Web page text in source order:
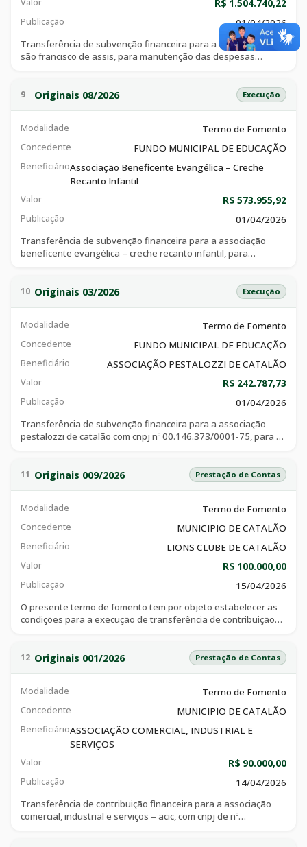
Valor R$ 1.504.740,22
Publicação
01/04/2026
Transferência de subvenção financeira para a escola creche
são francisco de assis, para manutenção das despesas
no ano letivo de 2026, conforme plano de trabalho anexo a
9 Originais 08/2026 Execução
Modalidade Termo de Fomento
Concedente FUNDO MUNICIPAL DE EDUCAÇÃO
BeneficiárioAssociação Beneficente Evangélica – Creche
Recanto Infantil
Valor R$ 573.955,92
Publicação
01/04/2026
Transferência de subvenção financeira para a associação
beneficente evangélica – creche recanto infantil, para
matriculadas na instituição, no ano letivo de 2026, conforme
10 Originais 03/2026 Execução
Modalidade Termo de Fomento
Concedente FUNDO MUNICIPAL DE EDUCAÇÃO
Beneficiário ASSOCIAÇÃO PESTALOZZI DE CATALÃO
Valor R$ 242.787,73
Publicação
01/04/2026
Transferência de subvenção financeira para a associação
pestalozzi de catalão com cnpj nº 00.146.373/0001-75, para a
referida associação conforme plano de trabalho anexo a esse
11 Originais 009/2026 Prestação de Contas
Modalidade Termo de Fomento
Concedente MUNICIPIO DE CATALÃO
Beneficiário LIONS CLUBE DE CATALÃO
Valor R$ 100.000,00
Publicação
15/04/2026
O presente termo de fomento tem por objeto estabelecer as
condições para a execução de transferência de contribuição
colaboração financeira do município de catalão ao clube via de
contribuição, para ser aplicada na manutenção preventiva,
de atividades que atendam as demandas do munícipio.
12 Originais 001/2026 Prestação de Contas
Modalidade Termo de Fomento
Concedente MUNICIPIO DE CATALÃO
BeneficiárioASSOCIAÇÃO COMERCIAL, INDUSTRIAL E
SERVIÇOS
Valor R$ 90.000,00
Publicação
14/04/2026
Transferência de contribuição financeira para a associação
comercial, industrial e serviços – acic, com cnpj de nº